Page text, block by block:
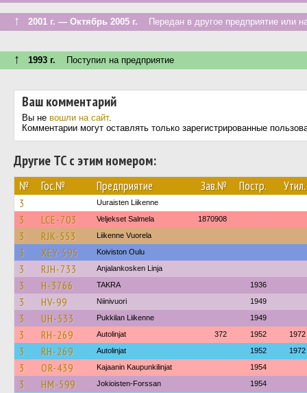
↑ 2001 г. — Октябрь 2005 г. Передан в другое предприятие или
↑ 1993 г. Поступил на предприятие
Ваш комментарий
Вы не вошли на сайт.
Комментарии могут оставлять только зарегистрированные
Другие ТС с этим номером:
№ Гос.№ Предприятие Зав.№ Постр. Утил.
3 Uuraisten Liikenne
3 LCE-703 Veljekset Salmela 1870908
3 RJK-553 Liikenne Vuorela
3 XEY-595 Koiviston Oulu
3 RJH-733 Anjalankosken Linja
3 H-3766 TAKRA 1936
3 HV-99 Niinivuori 1949
3 UH-533 Pukkilan Liikenne 1949
3 RH-269 Autolinjat 372 1952 1972
3 RH-269 Autolinjat 1952 1972
3 OR-439 Kajaanin Kaupunkilinjat 1954
3 HM-599 Jokioisten-Forssan 1954